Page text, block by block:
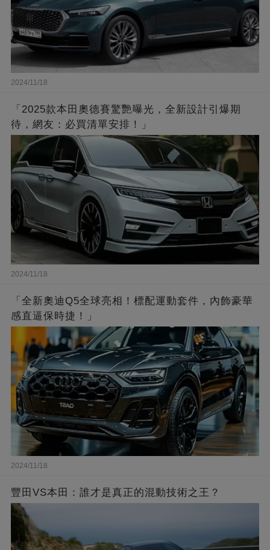
2024/11/18
「2025款本田奧德賽驚艷曝光，全新設計引爆期
待，網友：必買清單安排！」
2024/11/18
「全新奧迪Q5全球亮相！標配運動套件，內飾豪華
感直逼保時捷！」
2024/11/18
豐田VS本田：誰才是真正的混動技術之王？